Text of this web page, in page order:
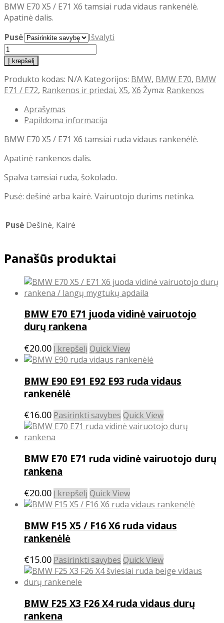
BMW E70 X5 / E71 X6 tamsiai ruda vidaus rankenėlė.
Apatinė dalis.
Pusė
Išvalyti
produkto
kiekis:
E70
E71
ruda
vidaus
rankenėlė
Į krepšelį
Produkto kodas: N/A Kategorijos: BMW, BMW E70, BMW
E71 / E72, Rankenos ir priedai, X5, X6 Žyma: Rankenos
Aprašymas
Papildoma informacija
BMW E70 X5 / E71 X6 tamsiai ruda vidaus rankenėlė.
Apatinė rankenos dalis.
Spalva tamsiai ruda, šokolado.
Pusė: dešinė arba kairė. Vairuotojo durims netinka.
Pusė Dešinė, Kairė
Panašūs produktai
BMW E70 E71 juoda vidinė vairuotojo
durų rankena
€20.00 Į krepšelį Quick View
BMW E90 E91 E92 E93 ruda vidaus
rankenėlė
€16.00 Pasirinkti savybes This
product
variants.
may
be
on
page
Quick View
BMW E70 E71 ruda vidinė vairuotojo durų
rankena
€20.00 Į krepšelį Quick View
BMW F15 X5 / F16 X6 ruda vidaus
rankenėlė
€15.00 Pasirinkti savybes This
product
variants.
Quick View
BMW F25 X3 F26 X4 ruda vidaus durų
rankena